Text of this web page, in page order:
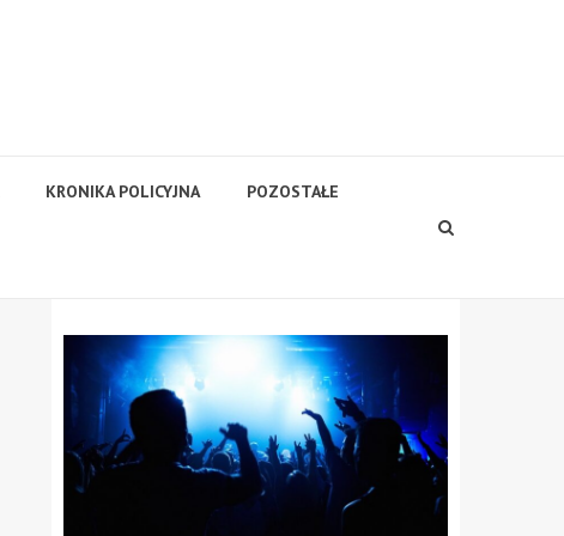
KRONIKA POLICYJNA POZOSTAŁE